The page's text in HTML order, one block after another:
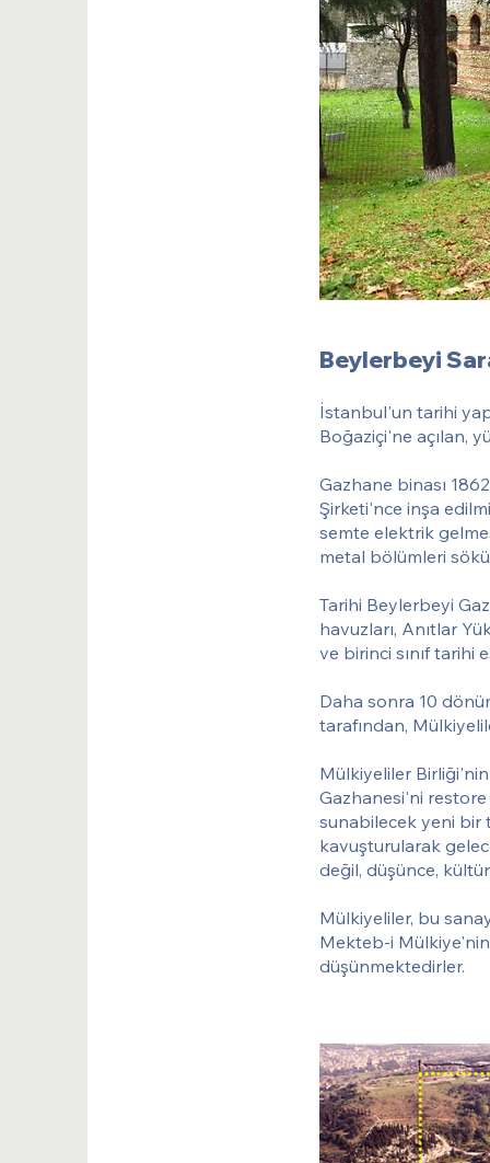
Beylerbeyi
İstanbul'un tarihi
Boğaziçi'ne açılan,
Gazhane binası
Şirketi'nce inşa
semte elektrik
metal bölümleri
Tarihi Beylerbeyi
havuzları, Anıtlar
ve birinci sınıf tarihi
Daha sonra 10
tarafından,
Mülkiyeliler Birliği'nin
Gazhanesi'ni
sunabilecek yeni bir
kavuşturularak
değil, düşünce,
Mülkiyeliler, bu
Mekteb-i
düşünmektedirler.